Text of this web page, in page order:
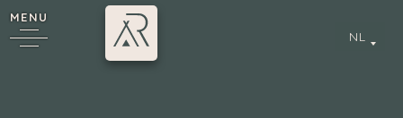
MENU
NL